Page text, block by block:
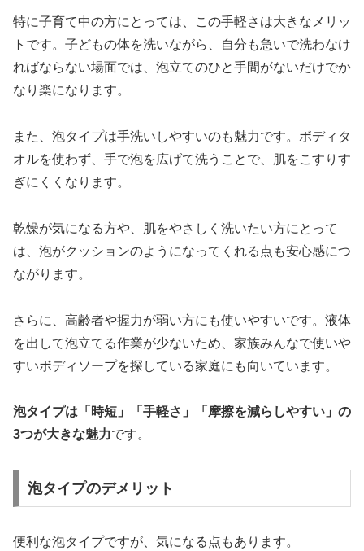
特に子育て中の方にとっては、この手軽さは大きなメリッ
トです。子どもの体を洗いながら、自分も急いで洗わなけ
ればならない場面では、泡立てのひと手間がないだけでか
なり楽になります。
また、泡タイプは手洗いしやすいのも魅力です。ボディタ
オルを使わず、手で泡を広げて洗うことで、肌をこすりす
ぎにくくなります。
乾燥が気になる方や、肌をやさしく洗いたい方にとって
は、泡がクッションのようになってくれる点も安心感につ
ながります。
さらに、高齢者や握力が弱い方にも使いやすいです。液体
を出して泡立てる作業が少ないため、家族みんなで使いや
すいボディソープを探している家庭にも向いています。
泡タイプは「時短」「手軽さ」「摩擦を減らしやすい」の
3つが大きな魅力です。
泡タイプのデメリット
便利な泡タイプですが、気になる点もあります。